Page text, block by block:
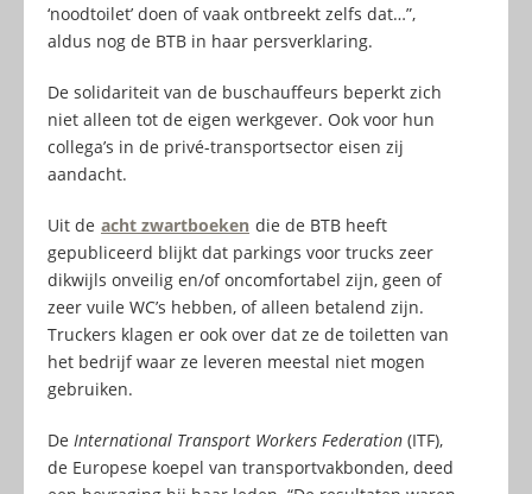
‘noodtoilet’ doen of vaak ontbreekt zelfs dat…”,
aldus nog de BTB in haar persverklaring.
De solidariteit van de buschauffeurs beperkt zich
niet alleen tot de eigen werkgever. Ook voor hun
collega’s in de privé-transportsector eisen zij
aandacht.
Uit de acht zwartboeken die de BTB heeft
gepubliceerd blijkt dat parkings voor trucks zeer
dikwijls onveilig en/of oncomfortabel zijn, geen of
zeer vuile WC’s hebben, of alleen betalend zijn.
Truckers klagen er ook over dat ze de toiletten van
het bedrijf waar ze leveren meestal niet mogen
gebruiken.
De International Transport Workers Federation (ITF),
de Europese koepel van transportvakbonden, deed